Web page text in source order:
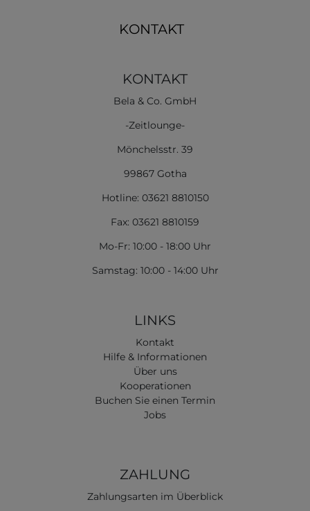
KONTAKT
KONTAKT
Bela & Co. GmbH
-Zeitlounge-
Mönchelsstr. 39
99867 Gotha
Hotline: 03621 8810150
Fax: 03621 8810159
Mo-Fr: 10:00 - 18:00 Uhr
Samstag: 10:00 - 14:00 Uhr
LINKS
Kontakt
Hilfe & Informationen
Über uns
Kooperationen
Buchen Sie einen Termin
Jobs
ZAHLUNG
Zahlungsarten im Überblick